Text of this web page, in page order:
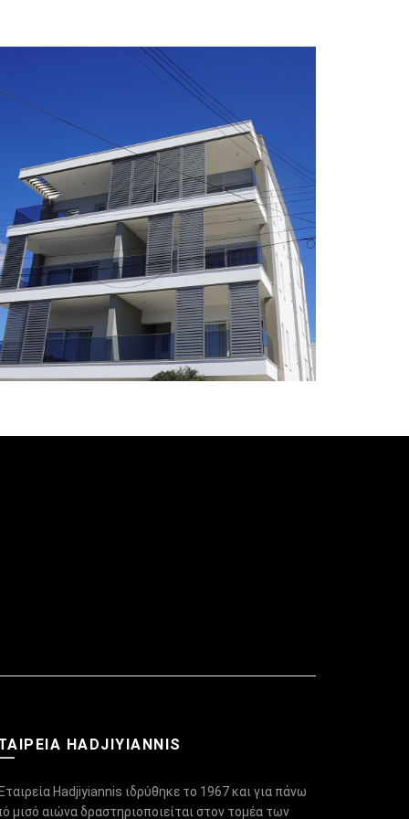
HADJIYIANNIS
Hadjiyiannis ιδρύθηκε το 1967 και για πάνω
μισό αιώνα δραστηριοποιείται στον τομέα των